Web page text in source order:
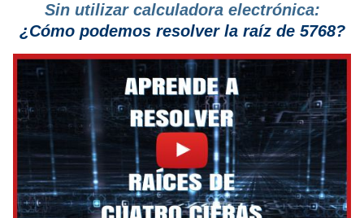
Sin utilizar calculadora electrónica:
¿Cómo podemos resolver la raíz de 5768?